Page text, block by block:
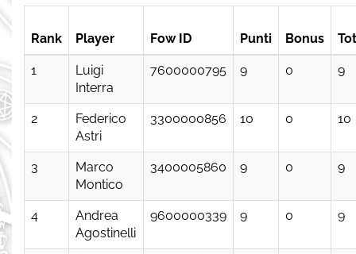
Rank Player Fow ID Punti Bonus
1
Luigi
Interra
7600000795 9 0 9
2
Federico
Astri
3300000856 10 0 10
3
Marco
Montico
3400005860 9 0 9
4
Andrea
Agostinelli
9600000339 9 0 9